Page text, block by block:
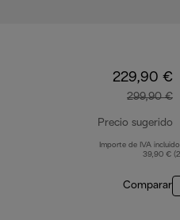
229,90 €
299,90 €
Precio sugerido
Importe de IVA
39,90 €
Comparar